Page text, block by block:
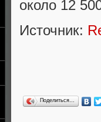
около 12
Источник:
Поделиться…